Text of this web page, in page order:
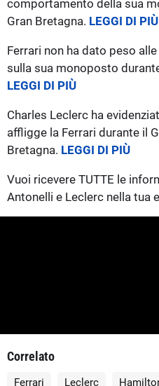
comportamento della sua
Gran Bretagna. LEGGI DI PIÙ
Ferrari non ha dato peso
sulla sua monoposto
LEGGI DI PIÙ
Charles Leclerc ha
affligge la Ferrari durante il
Bretagna. LEGGI DI PIÙ
Vuoi ricevere TUTTE le
Antonelli e Leclerc nella tua
Correlato
Ferrari Leclerc